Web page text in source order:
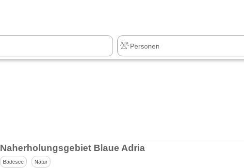
Naherholungsgebiet Blaue Adria
Badesee Natur